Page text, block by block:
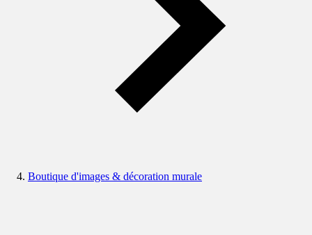
Boutique d'images & décoration murale